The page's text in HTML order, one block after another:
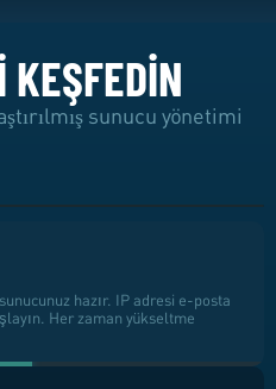
sunucu yönetimi
hazır. IP adresi e-posta
Her zaman yükseltme